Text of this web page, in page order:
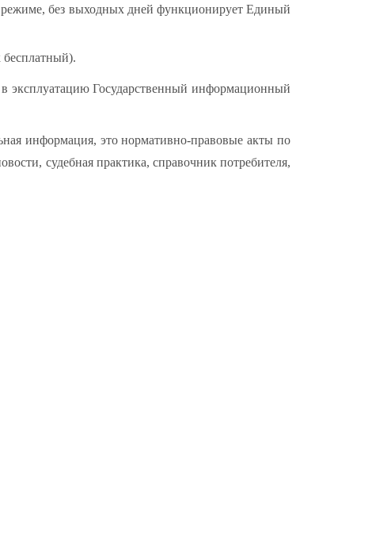
режиме, без выходных дней функционирует Единый
бесплатный).
эксплуатацию Государственный информационный
информация, это нормативно-правовые акты по
судебная практика, справочник потребителя,